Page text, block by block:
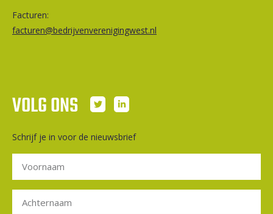
Facturen:
facturen@bedrijvenverenigingwest.nl
VOLG ONS
Schrijf je in voor de nieuwsbrief